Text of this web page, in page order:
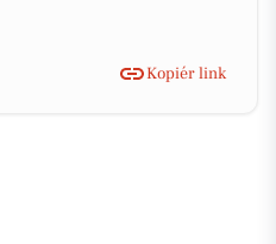
Kopiér link